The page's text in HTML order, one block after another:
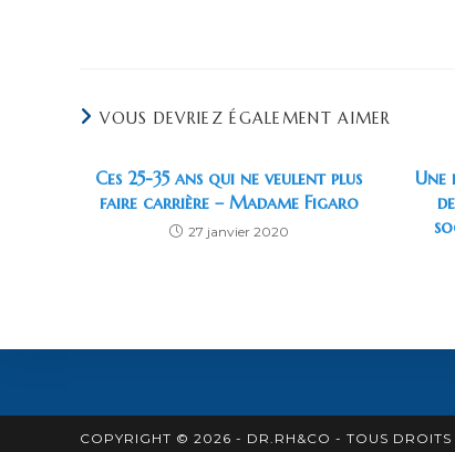
VOUS DEVRIEZ ÉGALEMENT AIMER
Ces 25-35 ans qui ne veulent plus
faire carrière – Madame Figaro
27 janvier 2020
Une
COPYRIGHT © 2026 - DR.RH&CO - TOUS DROITS